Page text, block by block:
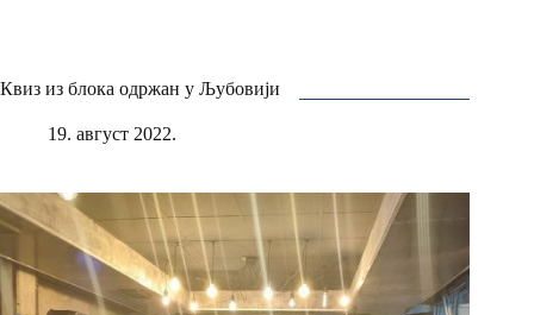
Квиз из блока одржан у Љубовији
19. август 2022.